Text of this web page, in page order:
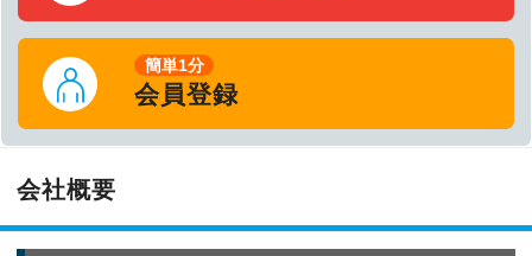
簡単1分
会員登録
会社概要